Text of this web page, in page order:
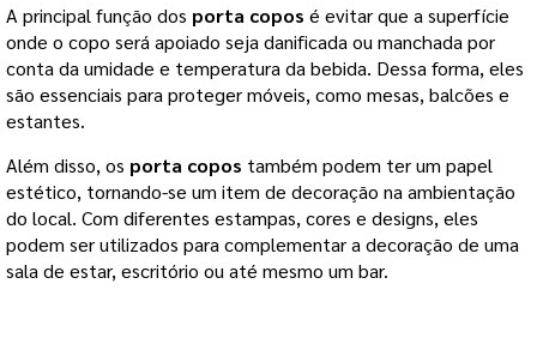
A principal função dos porta copos é evitar que a superfície
onde o copo será apoiado seja danificada ou manchada por
conta da umidade e temperatura da bebida. Dessa forma, eles
são essenciais para proteger móveis, como mesas, balcões e
estantes.
Além disso, os porta copos também podem ter um papel
estético, tornando-se um item de decoração na ambientação
do local. Com diferentes estampas, cores e designs, eles
podem ser utilizados para complementar a decoração de uma
sala de estar, escritório ou até mesmo um bar.